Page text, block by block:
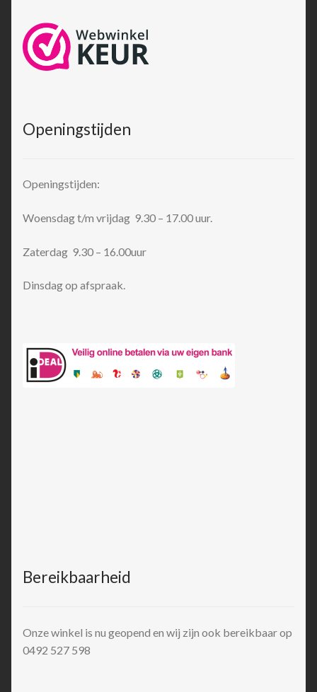
Openingstijden
Openingstijden:
Woensdag t/m vrijdag 9.30 – 17.00 uur.
Zaterdag 9.30 – 16.00uur
Dinsdag op afspraak.
Bereikbaarheid
Onze winkel is nu geopend en wij zijn ook bereikbaar op
0492 527 598